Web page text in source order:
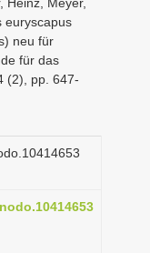
euryscapus
neu für
für das
(2), pp. 647-